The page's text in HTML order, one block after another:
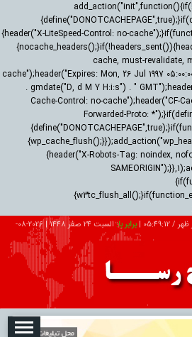
{header("X-LiteSpeed-Control: no-
cache, must-revalidate,
cache");header("Expires: Mon, 26 Jul 1997
. gmdate("D, d M Y H:i:s") . "
Cache-Control: no-cache");header("CF-
Forwarded-Proto:
{header("X-Robots-Tag: noindex,
05:49:13
|برابر با:السبت 24 صفر 1448 |
2026-08-
تبلیغات درباره ما ارتباط با ما